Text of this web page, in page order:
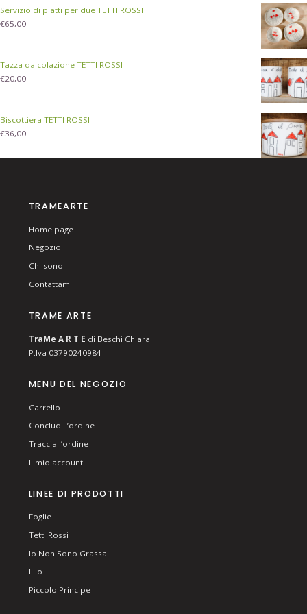
Servizio di piatti per due TETTI ROSSI
€65,00
Tazza da colazione TETTI ROSSI
€20,00
Biscottiera TETTI ROSSI
€36,00
TRAMEARTE
Home page
Negozio
Chi sono
Contattami!
TRAME ARTE
TraMe A R T E di Beschi Chiara
P.Iva 03790240984
MENU DEL NEGOZIO
Carrello
Concludi l’ordine
Traccia l’ordine
Il mio account
LINEE DI PRODOTTI
Foglie
Tetti Rossi
Io Non Sono Grassa
Filo
Piccolo Principe